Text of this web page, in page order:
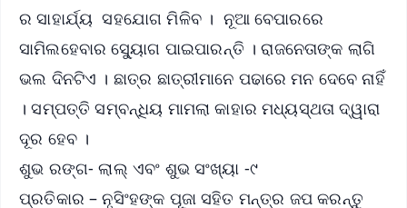
ର ସାହାର୍ଯ୍ୟ ସହଯୋଗ ମିଳିବ । ନୂଆ ବେପାରରେ
ସାମିଲହେବାର ସ୍ୟୁୋଗ ପାଇପାରନ୍ତି । ରାଜନେତାଙ୍କ ଲାଗି
ଭଲ ଦିନଟିଏ । ଛାତ୍ର ଛାତ୍ରୀମାନେ ପଢାରେ ମନ ଦେବେ ନାହିଁ
। ସମ୍ପତ୍ତି ସମ୍ବନ୍ଧିୟ ମାମଲା କାହାର ମଧ୍ୟସ୍ଥତା ଦ୍ୱାରା
ଦୂର ହେବ ।
ଶୁଭ ରଙ୍ଗ- ଲାଲ୍ ଏବଂ ଶୁଭ ସଂଖ୍ୟା -୯
ପ୍ରତିକାର – ନୃସିଂହଙ୍କ ପୂଜା ସହିତ ମନ୍ତ୍ର ଜପ କରନ୍ତୁ